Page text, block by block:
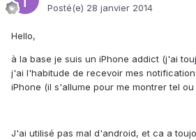
Posté(e) 28 janvier 2014
Hello,
à la base je suis un iPhone addict (j'ai
j'ai l'habitude de recevoir mes
iPhone (il s'allume pour me montrer tel
J'ai utilisé pas mal d'android, et ca a